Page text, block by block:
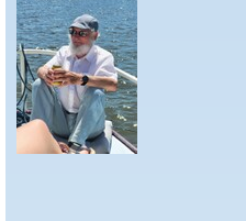
Klaas